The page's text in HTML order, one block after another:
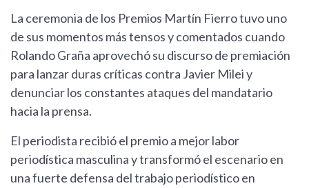
La ceremonia de los Premios Martín Fierro tuvo uno
de sus momentos más tensos y comentados cuando
Rolando Graña aprovechó su discurso de premiación
para lanzar duras críticas contra Javier Milei y
denunciar los constantes ataques del mandatario
hacia la prensa.
El periodista recibió el premio a mejor labor
periodística masculina y transformó el escenario en
una fuerte defensa del trabajo periodístico en